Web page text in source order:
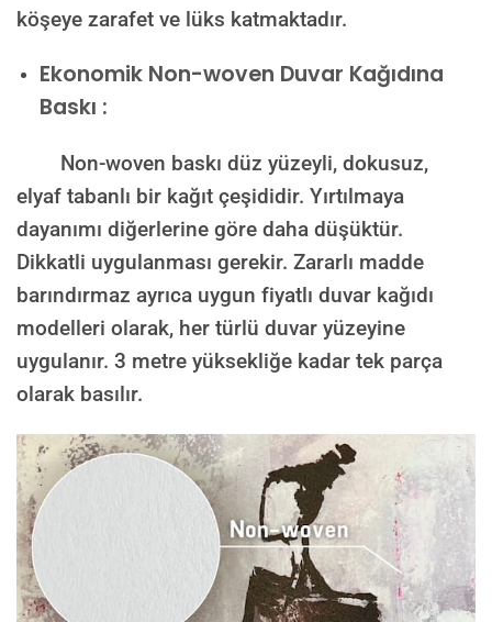
köşeye zarafet ve lüks katmaktadır.
Ekonomik Non-woven Duvar Kağıdına
Baskı :
Non-woven baskı düz yüzeyli, dokusuz,
elyaf tabanlı bir kağıt çeşididir. Yırtılmaya
dayanımı diğerlerine göre daha düşüktür.
Dikkatli uygulanması gerekir. Zararlı madde
barındırmaz ayrıca uygun fiyatlı duvar kağıdı
modelleri olarak, her türlü duvar yüzeyine
uygulanır. 3 metre yüksekliğe kadar tek parça
olarak basılır.